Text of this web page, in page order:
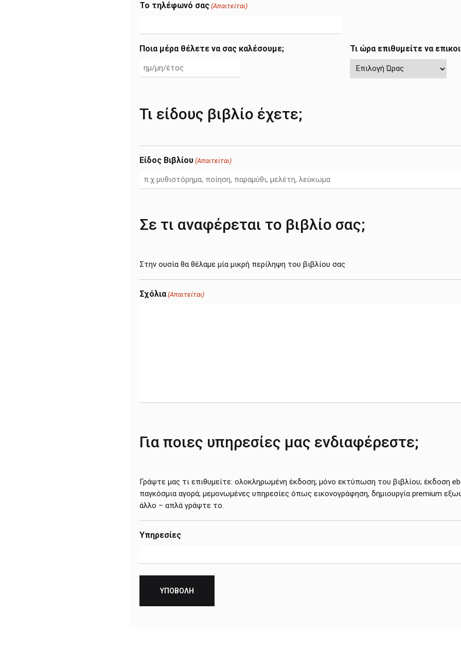
Το τηλέφωνό σας (Απαιτείται)
Ποια μέρα θέλετε να σας καλέσουμε; Τι ώρα επιθυμείτε να
Τι είδους βιβλίο έχετε;
Είδος Βιβλίου (Απαιτείται)
Σε τι αναφέρεται το βιβλίο σας;
Στην ουσία θα θέλαμε μία μικρή περίληψη του βιβλίου σας
Σχόλια (Απαιτείται)
Για ποιες υπηρεσίες μας ενδιαφέρεστε;
Γράψτε μας τι επιθυμείτε: ολοκληρωμένη έκδοση; μόνο εκτύπωση του βιβλίου; έκδοση
παγκόσμια αγορά; μεμονωμένες υπηρεσίες όπως εικονογράφηση, δημιουργία premium
άλλο – απλά γράψτε το.
Υπηρεσίες